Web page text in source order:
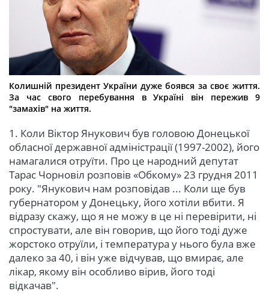
Колишній президент України дуже боявся за своє життя.
За час свого перебування в Україні він пережив 9
"замахів" на життя.
1. Коли Віктор Янукович був головою Донецької
обласної державної адміністрації (1997-2002), його
намагалися отруїти. Про це народний депутат
Тарас Чорновіл розповів «Обкому» 23 грудня 2011
року. "Янукович нам розповідав ... Коли ще був
губернатором у Донецьку, його хотіли вбити. Я
відразу скажу, що я не можу в це ні перевірити, ні
спростувати, але він говорив, що його тоді дуже
жорстоко отруїли, і температура у нього була вже
далеко за 40, і він уже відчував, що вмирає, але
лікар, якому він особливо вірив, його тоді
відкачав".